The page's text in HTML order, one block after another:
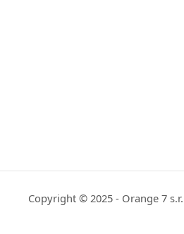
Copyright © 2025 - Orange 7